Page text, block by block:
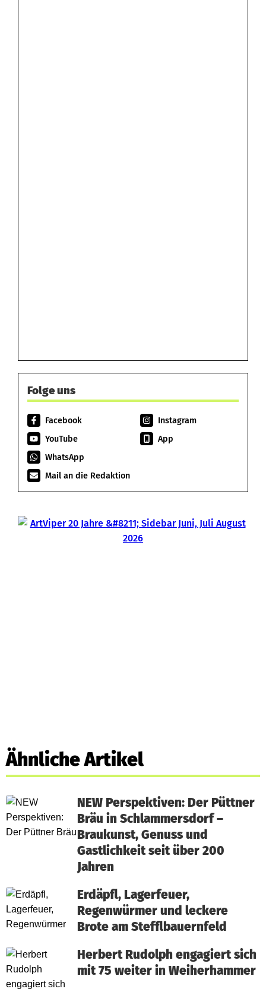
Folge uns
Facebook
Instagram
YouTube
App
WhatsApp
Mail an die Redaktion
Ähnliche Artikel
NEW Perspektiven: Der Püttner
Bräu in Schlammersdorf –
Braukunst, Genuss und
Gastlichkeit seit über 200
Jahren
Erdäpfl, Lagerfeuer,
Regenwürmer und leckere
Brote am Stefflbauernfeld
Herbert Rudolph engagiert sich
mit 75 weiter in Weiherhammer